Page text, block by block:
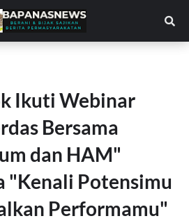
Ikuti Webinar
Bersama
dan HAM"
"Kenali Potensimu
Performamu"